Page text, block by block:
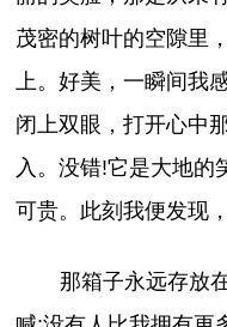
茂密的树叶的空隙里
上。好美，一瞬间我
闭上双眼，打开心中
入。没错!它是大地的
可贵。此刻我便发现
那箱子永远存放